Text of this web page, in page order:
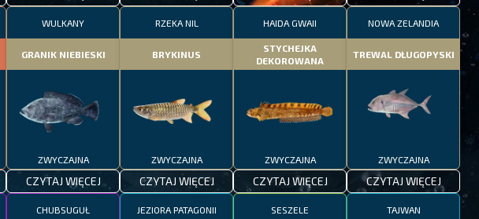
WULKANY
GRANIK NIEBIESKI
ZWYCZAJNA
CZYTAJ WIĘCEJ
RZEKA NIL
BRYKINUS
ZWYCZAJNA
CZYTAJ WIĘCEJ
HAIDA GWAII
STYCHEJKA
DEKOROWANA
ZWYCZAJNA
CZYTAJ WIĘCEJ
NOWA ZELANDIA
TREWAL DŁUGOPYSKI
ZWYCZAJNA
CZYTAJ WIĘCEJ
CHUBSUGUŁ JEZIORA PATAGONII SESZELE TAJWAN